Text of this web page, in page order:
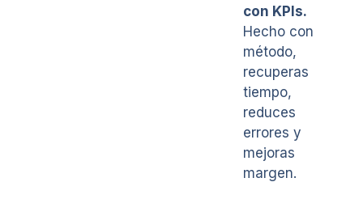
con KPIs.
Hecho con
método,
recuperas
tiempo,
reduces
errores y
mejoras
margen.